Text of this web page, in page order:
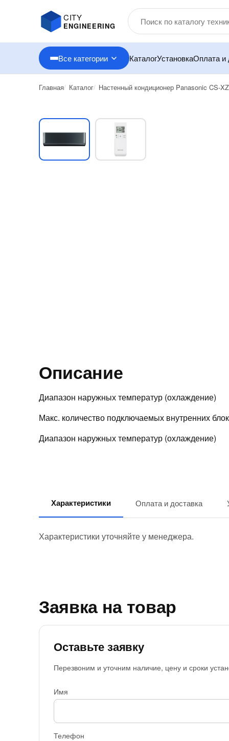
CITY
ENGINEERING
Все категории КаталогУстановкаОплата и
Главная Каталог Настенный кондиционер Panasonic CS-
Описание
Диапазон наружных температур (охлаждение)
Макс. количество подключаемых внутренних
Диапазон наружных температур (охлаждение)
Характеристики Оплата и доставка
Характеристики уточняйте у менеджера.
Заявка на товар
Оставьте заявку
Перезвоним и уточним наличие, цену и сроки
Имя
Телефон